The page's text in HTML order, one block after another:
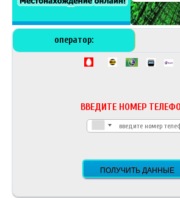
оператор:
ВВЕДИТЕ НОМЕР